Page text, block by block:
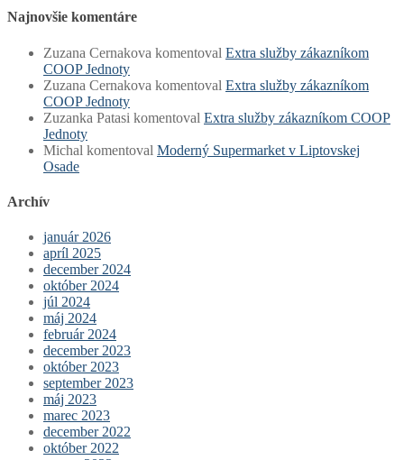
Najnovšie komentáre
Zuzana Cernakova komentoval Extra služby zákazníkom
COOP Jednoty
Zuzana Cernakova komentoval Extra služby zákazníkom
COOP Jednoty
Zuzanka Patasi komentoval Extra služby zákazníkom COOP
Jednoty
Michal komentoval Moderný Supermarket v Liptovskej
Osade
Archív
január 2026
apríl 2025
december 2024
október 2024
júl 2024
máj 2024
február 2024
december 2023
október 2023
september 2023
máj 2023
marec 2023
december 2022
október 2022